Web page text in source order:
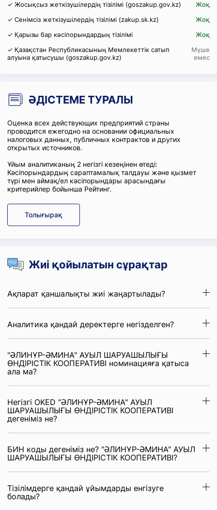
✓ Жосықсыз жеткізушілердің тізілімі (goszakup.gov.kz)
Жоқ
✓ Сенімсіз жеткізушілердің тізілімі (zakup.sk.kz)
Жоқ
✓ Қарызы бар кәсіпорындардың тізілімі
Жоқ
✓ Қазақстан Республикасының Мемлекеттік сатып
алуына қатысушы (goszakup.gov.kz)
Мүше
емес
ӘДІСТЕМЕ ТУРАЛЫ
Оценка всех действующих предприятий страны
проводится ежегодно на основании официальных
налоговых данных, публичных контрактов и других
открытых источников.
Ұйым аналитиканың 2 негізгі кезеңінен өтеді:
Кәсіпорындардың сараптамалық талдауы және қызмет
түрі мен аймақ/ел кәсіпорындары арасындағы
критерийлер бойынша Рейтинг.
Толығырақ
Жиі қойылатын сұрақтар
Ақпарат қаншалықты жиі жаңартылады?
Аналитика қандай деректерге негізделген?
"ӘЛИНҰР-ӘМИНА" АУЫЛ ШАРУАШЫЛЫҒЫ
ӨНДІРІСТІК КООПЕРАТИВІ номинацияға қатыса
ала ма?
Негізгі OKED "ӘЛИНҰР-ӘМИНА" АУЫЛ
ШАРУАШЫЛЫҒЫ ӨНДІРІСТІК КООПЕРАТИВІ
дегеніміз не?
БИН коды дегеніміз не? "ӘЛИНҰР-ӘМИНА" АУЫЛ
ШАРУАШЫЛЫҒЫ ӨНДІРІСТІК КООПЕРАТИВІ?
Тізілімдерге қандай ұйымдарды енгізуге
болады?